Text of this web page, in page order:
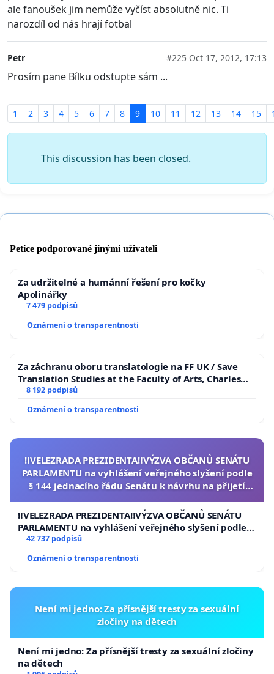
ale fanoušek jim nemůže vyčíst absolutně nic. Ti
narozdíl od nás hrají fotbal
Petr #225 Oct 17, 2012, 17:13
Prosím pane Bílku odstupte sám ...
1 2 3 4 5 6 7 8 9 10 11 12 13 14 15
This discussion has been closed.
Petice podporované jinými uživateli
Za udržitelné a humánní řešení pro kočky
Apolinářky
7 479 podpisů
Oznámení o transparentnosti
Za záchranu oboru translatologie na FF UK / Save
Translation Studies at the Faculty of Arts, Charles
University
8 192 podpisů
Oznámení o transparentnosti
‼️VELEZRADA PREZIDENTA‼️VÝZVA OBČANŮ SENÁTU
PARLAMENTU na vyhlášení veřejného slyšení podle
§ 144 jednacího řádu Senátu k návrhu na přijetí
republiky
‼️VELEZRADA PREZIDENTA‼️VÝZVA OBČANŮ SENÁTU
PARLAMENTU na vyhlášení veřejného slyšení podle §
144 jednacího řádu Senátu k návrhu na přijetí
usnesení k podání ústavní žaloby na prezidenta
republiky
42 737 podpisů
Oznámení o transparentnosti
Není mi jedno: Za přísnější tresty za sexuální
zločiny na dětech
Není mi jedno: Za přísnější tresty za sexuální zločiny
na dětech